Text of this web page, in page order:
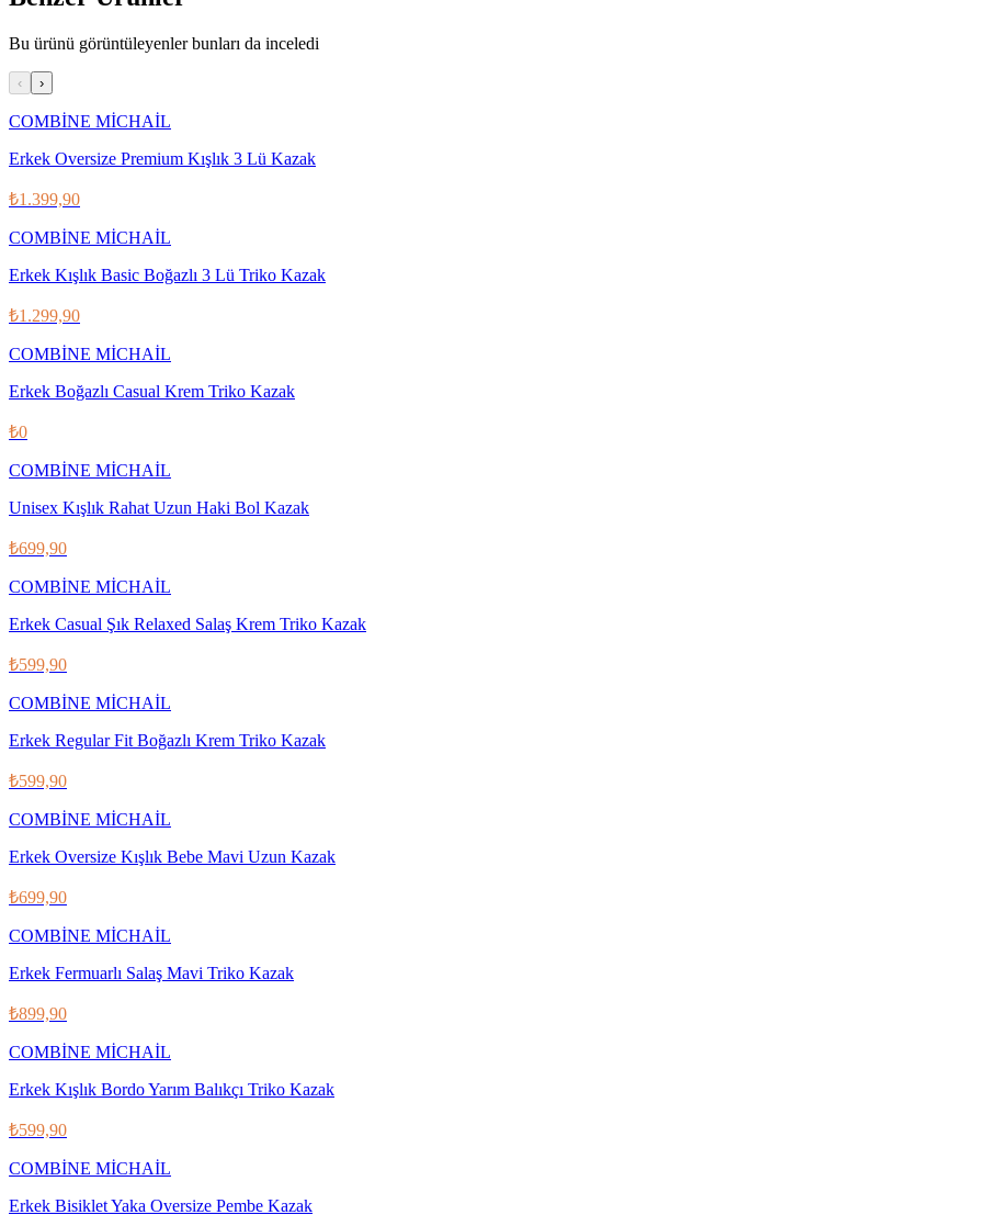
Bu ürünü görüntüleyenler bunları da inceledi
‹ ›
COMBİNE MİCHAİL
Erkek Oversize Premium Kışlık 3 Lü Kazak
₺1.399,90
COMBİNE MİCHAİL
Erkek Kışlık Basic Boğazlı 3 Lü Triko Kazak
₺1.299,90
COMBİNE MİCHAİL
Erkek Boğazlı Casual Krem Triko Kazak
₺0
COMBİNE MİCHAİL
Unisex Kışlık Rahat Uzun Haki Bol Kazak
₺699,90
COMBİNE MİCHAİL
Erkek Casual Şık Relaxed Salaş Krem Triko Kazak
₺599,90
COMBİNE MİCHAİL
Erkek Regular Fit Boğazlı Krem Triko Kazak
₺599,90
COMBİNE MİCHAİL
Erkek Oversize Kışlık Bebe Mavi Uzun Kazak
₺699,90
COMBİNE MİCHAİL
Erkek Fermuarlı Salaş Mavi Triko Kazak
₺899,90
COMBİNE MİCHAİL
Erkek Kışlık Bordo Yarım Balıkçı Triko Kazak
₺599,90
COMBİNE MİCHAİL
Erkek Bisiklet Yaka Oversize Pembe Kazak